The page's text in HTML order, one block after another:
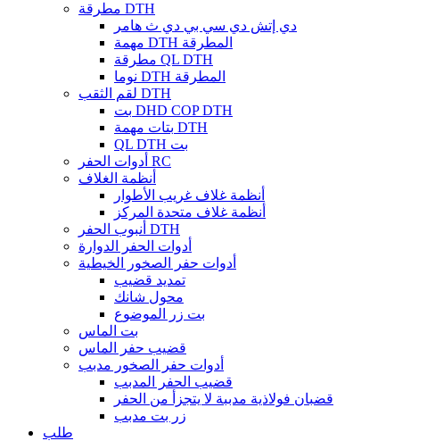
مطرقة DTH
دي إتش دي سي بي دي ث هامر
مهمة DTH المطرقة
مطرقة QL DTH
نوما DTH المطرقة
لقم الثقب DTH
بت DHD COP DTH
بتات مهمة DTH
QL DTH بت
أدوات الحفر RC
أنظمة الغلاف
أنظمة غلاف غريب الأطوار
أنظمة غلاف متحدة المركز
أنبوب الحفر DTH
أدوات الحفر الدوارة
أدوات حفر الصخور الخيطية
تمديد قضيب
محول شانك
بت زر الموضوع
بت الماس
قضيب حفر الماس
أدوات حفر الصخور مدبب
قضيب الحفر المدبب
قضبان فولاذية مدببة لا يتجزأ من الحفر
زر بت مدبب
طلب